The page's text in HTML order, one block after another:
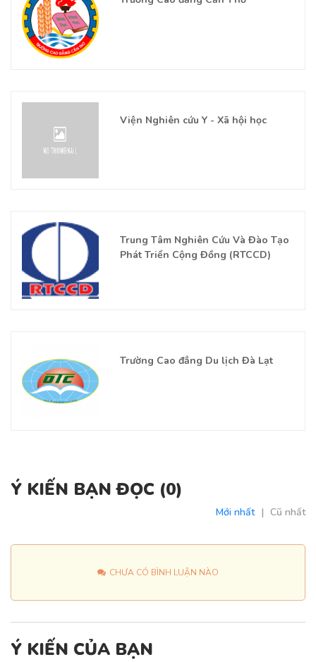
Viện Nghiên cứu Y - Xã hội học
Trung Tâm Nghiên Cứu Và Đào Tạo
Phát Triển Cộng Đồng (RTCCD)
Trường Cao đẳng Du lịch Đà Lạt
Ý KIẾN BẠN ĐỌC (0)
Mới nhất | Cũ nhất
CHƯA CÓ BÌNH LUẬN NÀO
Ý KIẾN CỦA BẠN